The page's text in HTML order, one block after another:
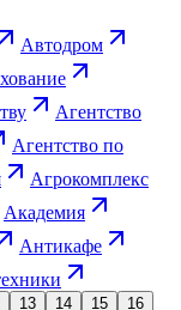
Автодром
Агентство
Агентство по
Агрокомплекс
Академия
Антикафе
13 14 15
16